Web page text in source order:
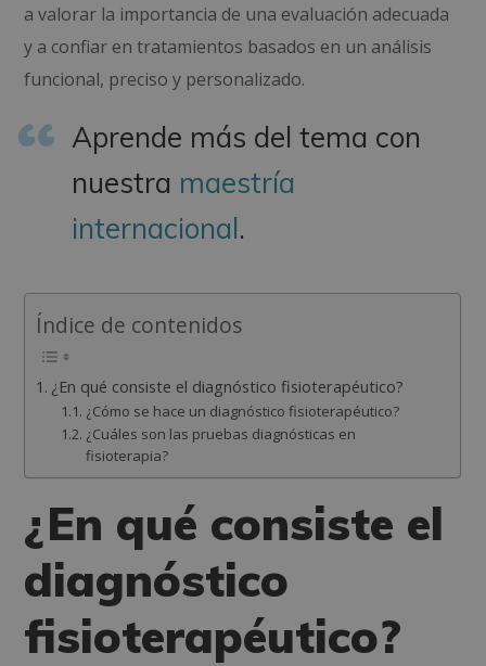
a valorar la importancia de una evaluación adecuada
y a confiar en tratamientos basados en un análisis
funcional, preciso y personalizado.
Aprende más del tema con
nuestra maestría
internacional.
Índice de contenidos
¿En qué consiste el diagnóstico fisioterapéutico?
¿Cómo se hace un diagnóstico fisioterapéutico?
¿Cuáles son las pruebas diagnósticas en
fisioterapia?
¿En qué consiste el
diagnóstico
fisioterapéutico?